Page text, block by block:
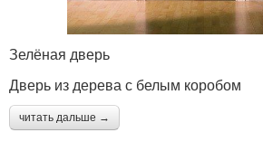
Зелёная дверь
Дверь из дерева с белым коробом
читать дальше →